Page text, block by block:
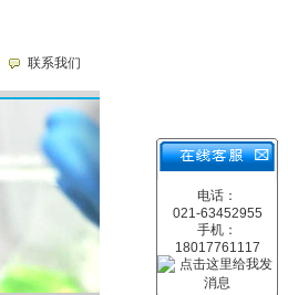
联系我们
电话：
021-63452955
手机：
18017761117